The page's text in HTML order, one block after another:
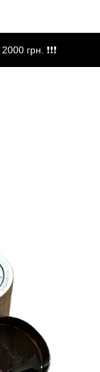
грн. ❗❗❗